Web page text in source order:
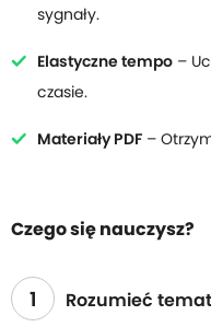
sygnały.
Elastyczne tempo –
czasie.
Materiały PDF –
Czego się nauczysz?
1 Rozumieć